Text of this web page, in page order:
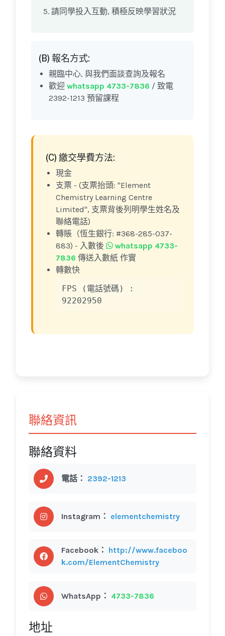
請同學投入互動, 積極反映學習狀況
(B) 報名方式:
親臨中心, 與我們面談查詢及報名
歡迎 whatsapp 4733-7836 / 致電
2392-1213 預留課程
(C) 繳交學費方法:
現金
支票 - (支票抬頭: "Element
Chemistry Learning Centre
Limited", 支票背後列明學生姓名及
聯絡電話)
轉賬（恆生銀行: #368-285-037-
883) - 入數後
whatsapp 4733-
7836 傳送入數紙 作實
轉數快
FPS (電話號碼) :
92202950
聯絡資訊
聯絡資料
電話： 2392-1213
Instagram： elementchemistry
Facebook： http://www.faceboo
k.com/ElementChemistry
WhatsApp： 4733-7836
地址